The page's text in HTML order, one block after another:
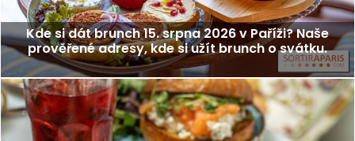
Kde si dát brunch 15. srpna 2026 v Paříži? Naše
prověřené adresy, kde si užít brunch o svátku.